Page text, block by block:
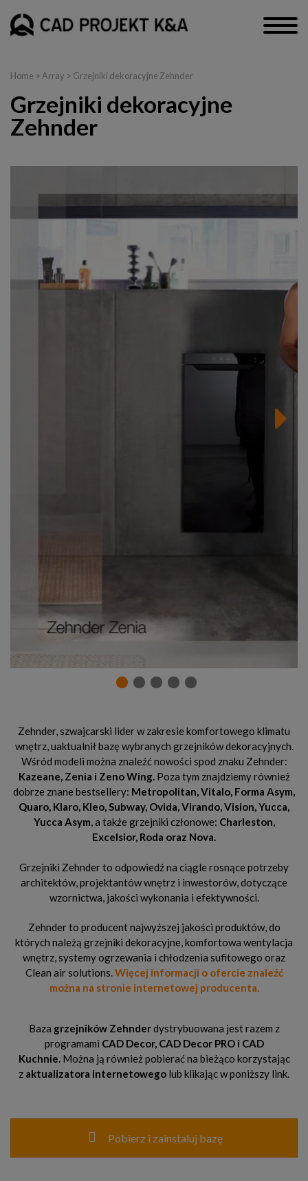
Home > Array > Grzejniki dekoracyjne Zehnder
Grzejniki dekoracyjne
Zehnder
Zehnder, szwajcarski lider w zakresie komfortowego klimatu
wnętrz, uaktualnił bazę wybranych grzejników dekoracyjnych.
Wśród modeli można znaleźć nowości spod znaku Zehnder:
Kazeane, Zenia i Zeno Wing.Poza tym znajdziemy również
dobrze znane bestsellery: Metropolitan, Vitalo, Forma Asym,
Quaro, Klaro, Kleo, Subway, Ovida, Virando, Vision, Yucca,
Yucca Asym, a także grzejniki członowe: Charleston,
Excelsior, Roda oraz Nova.
Grzejniki Zehnder to odpowiedź na ciągle rosnące potrzeby
architektów, projektantów wnętrz i inwestorów, dotyczące
wzornictwa, jakości wykonania i efektywności.
Zehnder to producent najwyższej jakości produktów, do
których należą grzejniki dekoracyjne, komfortowa wentylacja
wnętrz, systemy ogrzewania i chłodzenia sufitowego oraz
Clean air solutions.Więcej informacji o ofercie znaleźć
można na stronie internetowej producenta.
Baza grzejników Zehnderdystrybuowana jest razem z
programami CAD Decor, CAD Decor PRO i CAD
Kuchnie.Można ją również pobierać na bieżąco korzystając
z aktualizatora internetowego lub klikając w poniższy link.
Pobierz i zainstaluj bazę